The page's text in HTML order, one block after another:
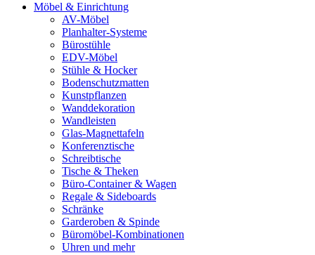
Möbel & Einrichtung
AV-Möbel
Planhalter-Systeme
Bürostühle
EDV-Möbel
Stühle & Hocker
Bodenschutzmatten
Kunstpflanzen
Wanddekoration
Wandleisten
Glas-Magnettafeln
Konferenztische
Schreibtische
Tische & Theken
Büro-Container & Wagen
Regale & Sideboards
Schränke
Garderoben & Spinde
Büromöbel-Kombinationen
Uhren und mehr